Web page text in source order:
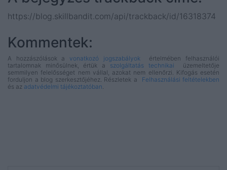
https://blog.skillbandit.com/api/trackback/id/16318374
Kommentek:
A hozzászólások a vonatkozó jogszabályokértelmében felhasználói
tartalomnak minősülnek, értük a szolgáltatás technikai üzemeltetője
semmilyen felelősséget nem vállal, azokat nem ellenőrzi. Kifogás esetén
forduljon a blog szerkesztőjéhez. Részletek a Felhasználási feltételekben
és az adatvédelmi tájékoztatóban.